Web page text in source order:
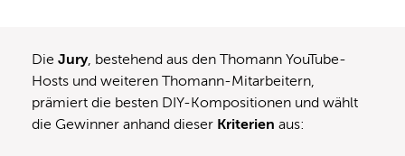
Die Jury, bestehend aus den Thomann YouTube-
Hosts und weiteren Thomann-Mitarbeitern,
prämiert die besten DIY-Kompositionen und wählt
die Gewinner anhand dieser Kriterien aus: